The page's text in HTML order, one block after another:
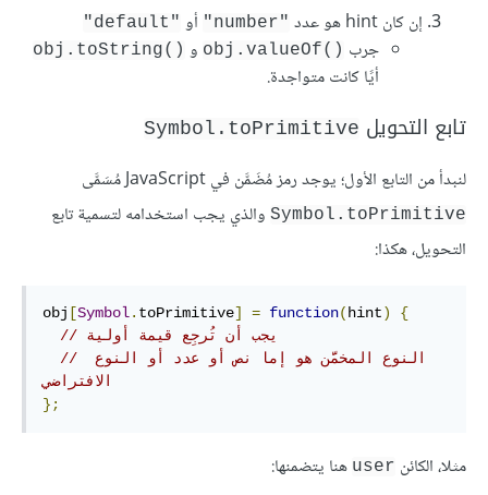
إن كان hint هو عدد
"number" أو "default"
جرب obj.valueOf()‎ و obj.toString()‎
أيًا كانت متواجدة.
تابع التحويل Symbol.toPrimitive
لنبدأ من التابع الأول؛ يوجد رمز مُضَمَّن في JavaScript مُسَمَّى
Symbol.toPrimitive والذي يجب استخدامه لتسمية تابع
التحويل، هكذا:
obj [Symbol. toPrimitive] = function( hint)
{
// يجب أن تُرجِع قيمة أولية
// النوع المخمَّن هو إما نص أو عدد أو النوع
الافتراضي
};
مثلا، الكائن user هنا يتضمنها: